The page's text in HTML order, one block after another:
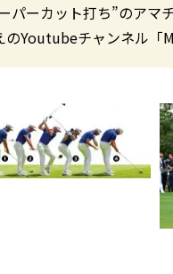
パーカット打ち”のアマ
Youtubeチャンネル「